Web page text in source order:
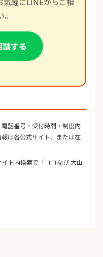
する
話番号・受付時間・制度内
は各公式サイト、または在
ト内検索で「ココなび 大山